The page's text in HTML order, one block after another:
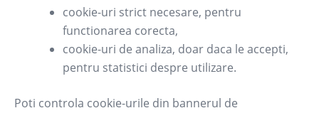
cookie-uri strict necesare, pentru
functionarea corecta,
cookie-uri de analiza, doar daca le accepti,
pentru statistici despre utilizare.
Poti controla cookie-urile din bannerul de